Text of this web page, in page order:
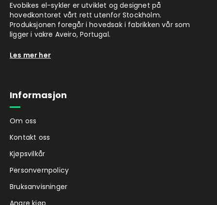
Evobikes el-sykler er utviklet og designet på
hovedkontoret vårt rett utenfor Stockholm.
Produksjonen foregår i hovedsak i fabrikken vår som
ligger i vakre Aveiro, Portugal.
Les mer her
Informasjon
Om oss
Kontakt oss
Kjøpsvilkår
Personvernpolicy
Bruksanvisninger